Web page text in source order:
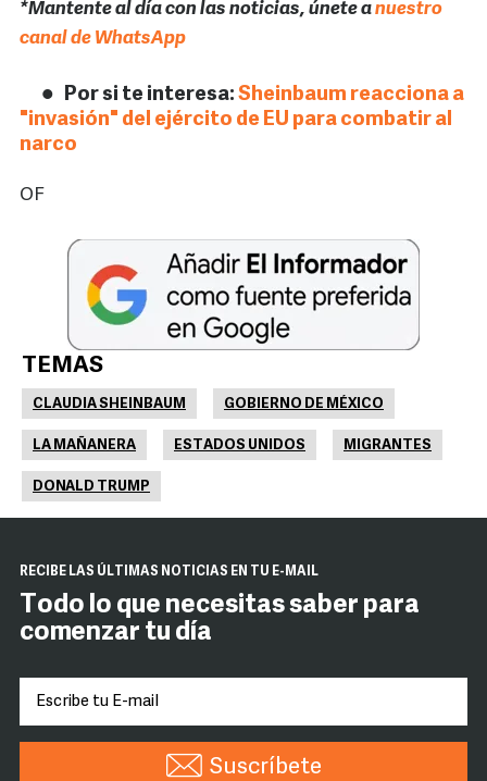
*Mantente al día con las noticias, únete anuestro
canal de WhatsApp
Por si te interesa: Sheinbaum reacciona a
"invasión" del ejército de EU para combatir al
narco
OF
TEMAS
CLAUDIA SHEINBAUM GOBIERNO DE MÉXICO
LA MAÑANERA ESTADOS UNIDOS MIGRANTES
DONALD TRUMP
RECIBE LAS ÚLTIMAS NOTICIAS EN TU E-MAIL
Todo lo que necesitas saber para
comenzar tu día
Suscríbete